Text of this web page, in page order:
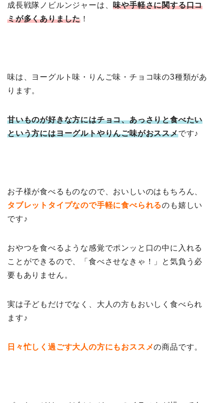
成長戦隊ノビルンジャーは、味や手軽さに関する口コ
ミが多くありました ！
味は、ヨーグルト味・りんご味・チョコ味の3種類があ
ります。
甘いものが好きな方にはチョコ、あっさりと食べたい
という方にはヨーグルトやりんご味がおススメです♪
お子様が食べるものなので、おいしいのはもちろん、
タブレットタイプなので手軽に食べられるのも嬉しい
です♪
おやつを食べるような感覚でポンッと口の中に入れる
ことができるので、「食べさせなきゃ！」と気負う必
要もありません。
実は子どもだけでなく、大人の方もおいしく食べられ
ます♪
日々忙しく過ごす大人の方にもおススメの商品です。